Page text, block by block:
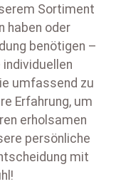
Sortiment
haben oder
benötigen –
individuellen
umfassend zu
Erfahrung, um
erholsamen
persönliche
mit